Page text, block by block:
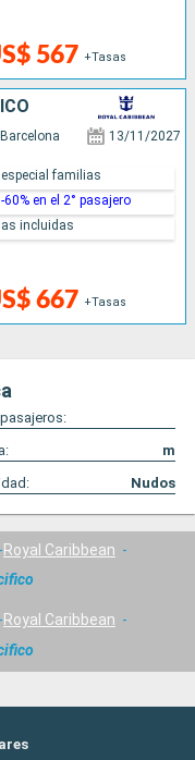
567 +Tasas
Barcelona 13/11/2027
667 +Tasas
especial familias
60% en el 2° pasajero
incluidas
m
Nudos
Royal Caribbean
Royal Caribbean